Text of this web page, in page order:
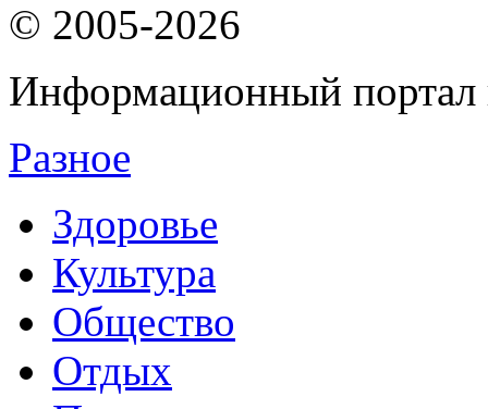
© 2005-2026
Информационный портал
Разное
Здоровье
Культура
Общество
Отдых